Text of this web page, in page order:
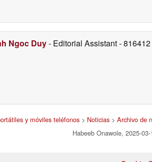
Ngoc Duy- Editorial Assistant-
y móviles teléfonos > Noticias > Archivo de
Habeeb Onawole, 2025-